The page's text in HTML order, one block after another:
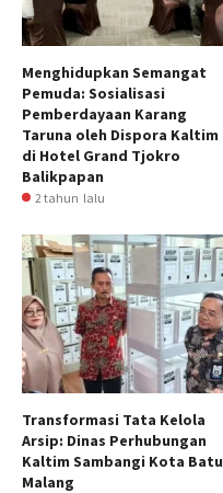
Menghidupkan Semangat
Pemuda: Sosialisasi
Pemberdayaan Karang
Taruna oleh Dispora Kaltim
di Hotel Grand Tjokro
Balikpapan
2 tahun lalu
Transformasi Tata Kelola
Arsip: Dinas Perhubungan
Kaltim Sambangi Kota Batu
Malang